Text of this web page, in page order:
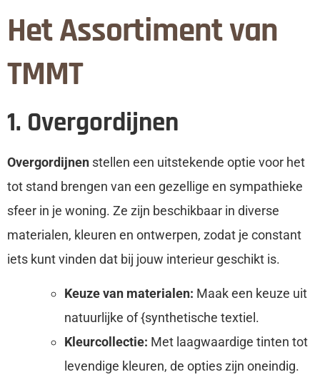
Het Assortiment van
TMMT
1. Overgordijnen
Overgordijnen stellen een uitstekende optie voor het
tot stand brengen van een gezellige en sympathieke
sfeer in je woning. Ze zijn beschikbaar in diverse
materialen, kleuren en ontwerpen, zodat je constant
iets kunt vinden dat bij jouw interieur geschikt is.
Keuze van materialen: Maak een keuze uit
natuurlijke of {synthetische textiel.
Kleurcollectie: Met laagwaardige tinten tot
levendige kleuren, de opties zijn oneindig.